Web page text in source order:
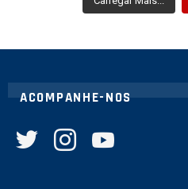
ACOMPANHE-NOS